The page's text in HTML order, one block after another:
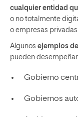
cualquier entidad
o no totalmente
o empresas privadas.
Algunos ejemplos
pueden
Gobierno
Gobiernos